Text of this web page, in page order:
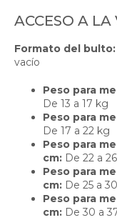
ACCESO A
Formato del bulto:
vacío
Peso para
De 13 a 17 kg
Peso para
De 17 a 22 kg
Peso para
cm: De 22 a
Peso para
cm: De 25 a
Peso para
cm: De 30 a